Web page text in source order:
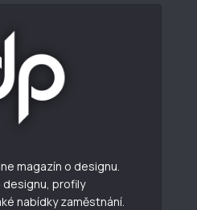
magazín o designu.
profily
nabídky zaměstnání.